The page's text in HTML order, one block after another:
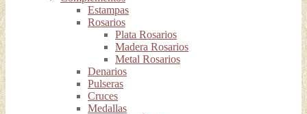
Estampas
Rosarios
Plata Rosarios
Madera Rosarios
Metal Rosarios
Denarios
Pulseras
Cruces
Medallas